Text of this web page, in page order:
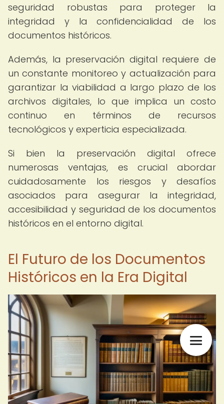
seguridad robustas para proteger la
integridad y la confidencialidad de los
documentos históricos.
Además, la preservación digital requiere de
un constante monitoreo y actualización para
garantizar la viabilidad a largo plazo de los
archivos digitales, lo que implica un costo
continuo en términos de recursos
tecnológicos y experticia especializada.
Si bien la preservación digital ofrece
numerosas ventajas, es crucial abordar
cuidadosamente los riesgos y desafíos
asociados para asegurar la integridad,
accesibilidad y seguridad de los documentos
históricos en el entorno digital.
El Futuro de los Documentos
Históricos en la Era Digital